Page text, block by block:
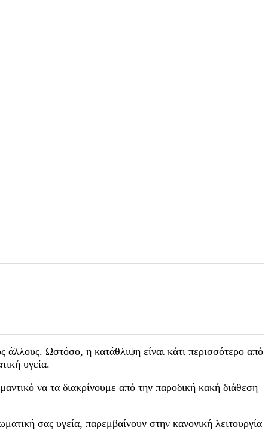
άλλους. Ωστόσο, η κατάθλιψη είναι κάτι περισσότερο από
υγεία.
να τα διακρίνουμε από την παροδική κακή διάθεση
σας υγεία, παρεμβαίνουν στην κανονική λειτουργία